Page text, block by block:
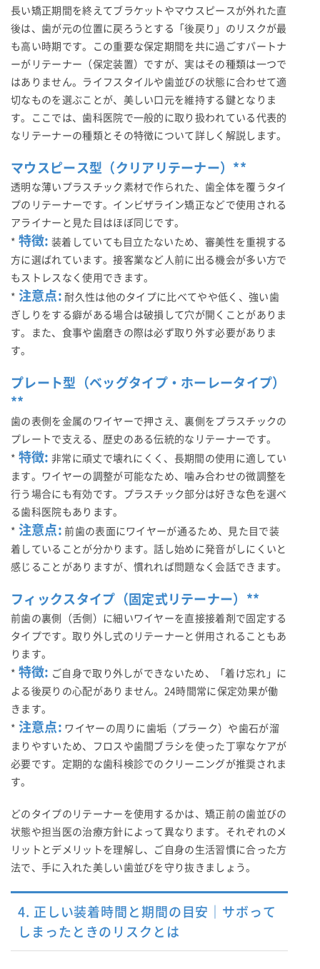
長い矯正期間を終えてブラケットやマウスピースが外れた直
後は、歯が元の位置に戻ろうとする「後戻り」のリスクが最
も高い時期です。この重要な保定期間を共に過ごすパートナ
ーがリテーナー（保定装置）ですが、実はその種類は一つで
はありません。ライフスタイルや歯並びの状態に合わせて適
切なものを選ぶことが、美しい口元を維持する鍵となりま
す。ここでは、歯科医院で一般的に取り扱われている代表的
なリテーナーの種類とその特徴について詳しく解説します。
マウスピース型（クリアリテーナー）**
透明な薄いプラスチック素材で作られた、歯全体を覆うタイ
プのリテーナーです。インビザライン矯正などで使用される
アライナーと見た目はほぼ同じです。
* 特徴: 装着していても目立たないため、審美性を重視する
方に選ばれています。接客業など人前に出る機会が多い方で
もストレスなく使用できます。
* 注意点: 耐久性は他のタイプに比べてやや低く、強い歯
ぎしりをする癖がある場合は破損して穴が開くことがありま
す。また、食事や歯磨きの際は必ず取り外す必要がありま
す。
プレート型（ベッグタイプ・ホーレータイプ）
**
歯の表側を金属のワイヤーで押さえ、裏側をプラスチックの
プレートで支える、歴史のある伝統的なリテーナーです。
* 特徴: 非常に頑丈で壊れにくく、長期間の使用に適してい
ます。ワイヤーの調整が可能なため、噛み合わせの微調整を
行う場合にも有効です。プラスチック部分は好きな色を選べ
る歯科医院もあります。
* 注意点: 前歯の表面にワイヤーが通るため、見た目で装
着していることが分かります。話し始めに発音がしにくいと
感じることがありますが、慣れれば問題なく会話できます。
フィックスタイプ（固定式リテーナー）**
前歯の裏側（舌側）に細いワイヤーを直接接着剤で固定する
タイプです。取り外し式のリテーナーと併用されることもあ
ります。
* 特徴: ご自身で取り外しができないため、「着け忘れ」に
よる後戻りの心配がありません。24時間常に保定効果が働
きます。
* 注意点: ワイヤーの周りに歯垢（プラーク）や歯石が溜
まりやすいため、フロスや歯間ブラシを使った丁寧なケアが
必要です。定期的な歯科検診でのクリーニングが推奨されま
す。
どのタイプのリテーナーを使用するかは、矯正前の歯並びの
状態や担当医の治療方針によって異なります。それぞれのメ
リットとデメリットを理解し、ご自身の生活習慣に合った方
法で、手に入れた美しい歯並びを守り抜きましょう。
4. 正しい装着時間と期間の目安｜サボって
しまったときのリスクとは